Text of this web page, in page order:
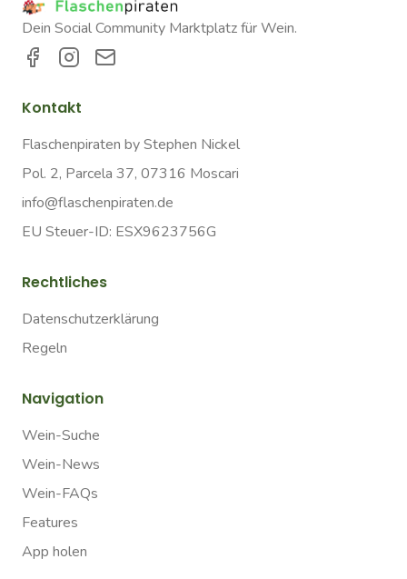
Dein Social Community Marktplatz für Wein.
Kontakt
Flaschenpiraten by Stephen Nickel
Pol. 2, Parcela 37, 07316 Moscari
info@flaschenpiraten.de
EU Steuer-ID: ESX9623756G
Rechtliches
Datenschutzerklärung
Regeln
Navigation
Wein-Suche
Wein-News
Wein-FAQs
Features
App holen